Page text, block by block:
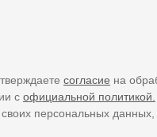
согласие на
с официальной политикой.
персональных